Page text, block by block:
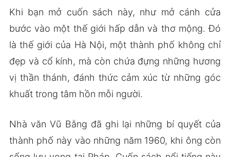
Khi bạn mở cuốn sách này, như mở cánh cửa
bước vào một thế giới hấp dẫn và thơ mộng. Đó
là thế giới của Hà Nội, một thành phố không chỉ
đẹp và cổ kính, mà còn chứa đựng những hương
vị thần thánh, đánh thức cảm xúc từ những góc
khuất trong tâm hồn mỗi người.
Nhà văn Vũ Bằng đã ghi lại những bí quyết của
thành phố này vào những năm 1960, khi ông còn